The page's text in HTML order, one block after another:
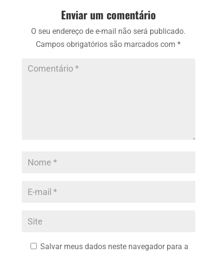
Enviar um comentário
O seu endereço de e-mail não será publicado.
Campos obrigatórios são marcados com*
Salvar meus dados neste navegador para a